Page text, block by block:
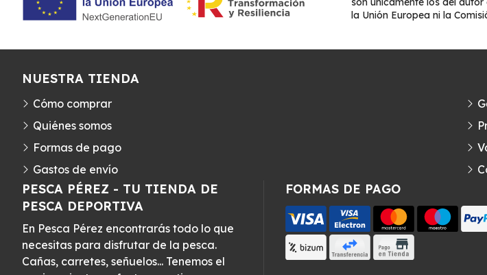
la Unión Europea ni la
PESCA PÉREZ - TU TIENDA DE
PESCA DEPORTIVA
En Pesca Pérez encontrarás todo lo que
necesitas para disfrutar de la pesca.
Cañas, carretes, señuelos... Tenemos el
FORMAS DE PAGO
NUESTRA TIENDA
Cómo comprar
Quiénes somos
Formas de pago
Gastos de envío